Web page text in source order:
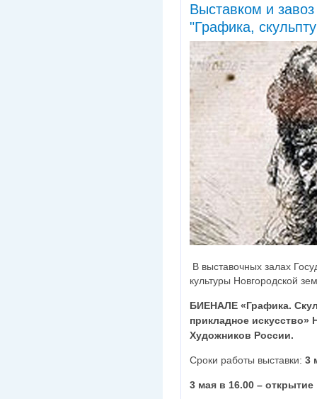
Выставком и
"Графика,
В выставочных залах
культуры Новгородской
БИЕНАЛЕ «Графика.
прикладное искусство»
Художников России.
Сроки работы выставки: 3
3 мая в 16.00 – открытие